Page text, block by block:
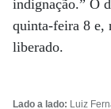
indignação.” O
quinta-feira 8 e,
liberado.
Lado a lado: Luiz